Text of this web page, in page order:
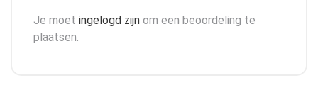
Je moet ingelogd zijn om een beoordeling te
plaatsen.